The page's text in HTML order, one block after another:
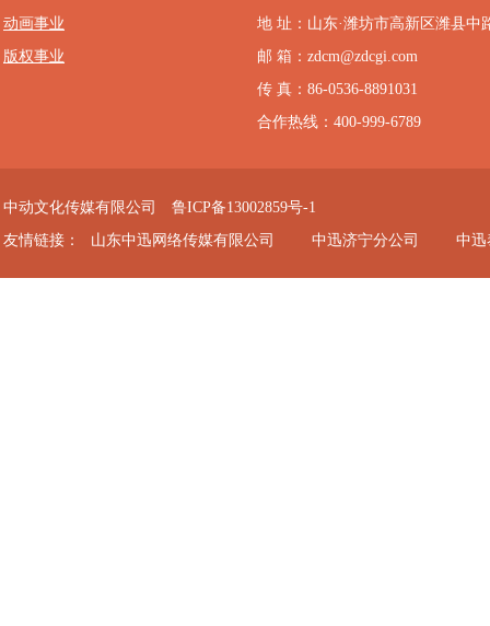
动画事业
版权事业
地 址：山东·潍坊市高新区潍县
邮 箱：zdcm@zdcgi.com
传 真：86-0536-8891031
合作热线：400-999-6789
中动文化传媒有限公司
鲁ICP备13002859号-1
友情链接：
山东中迅网络传媒有限公司 中迅济宁分公司 中迅